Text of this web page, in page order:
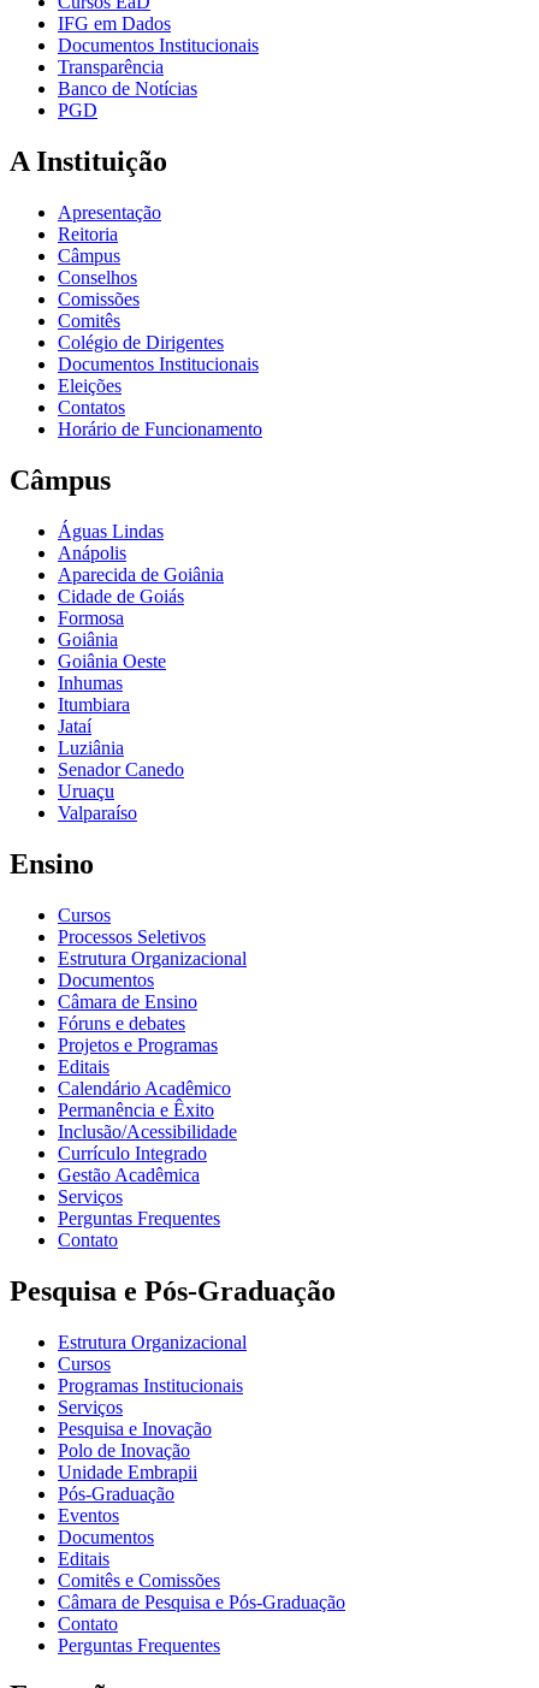
IFG em Dados
Documentos Institucionais
Transparência
Banco de Notícias
PGD
A Instituição
Apresentação
Reitoria
Câmpus
Conselhos
Comissões
Comitês
Colégio de Dirigentes
Documentos Institucionais
Eleições
Contatos
Horário de Funcionamento
Câmpus
Águas Lindas
Anápolis
Aparecida de Goiânia
Cidade de Goiás
Formosa
Goiânia
Goiânia Oeste
Inhumas
Itumbiara
Jataí
Luziânia
Senador Canedo
Uruaçu
Valparaíso
Ensino
Cursos
Processos Seletivos
Estrutura Organizacional
Documentos
Câmara de Ensino
Fóruns e debates
Projetos e Programas
Editais
Calendário Acadêmico
Permanência e Êxito
Inclusão/Acessibilidade
Currículo Integrado
Gestão Acadêmica
Serviços
Perguntas Frequentes
Contato
Pesquisa e Pós-Graduação
Estrutura Organizacional
Cursos
Programas Institucionais
Serviços
Pesquisa e Inovação
Polo de Inovação
Unidade Embrapii
Pós-Graduação
Eventos
Documentos
Editais
Comitês e Comissões
Câmara de Pesquisa e Pós-Graduação
Contato
Perguntas Frequentes